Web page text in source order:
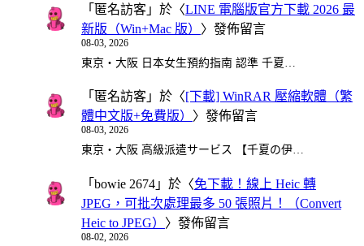
「 匿名訪客 」於〈LINE 電腦版官方下載 2026 最
新版（Win+Mac 版） 〉發佈留言
08-03, 2026
東京・大阪 日本女生預約指南 認準 千夏…
「 匿名訪客 」於〈[下載] WinRAR 壓縮軟體（繁
體中文版+免費版） 〉發佈留言
08-03, 2026
東京・大阪 高級派遣サービス 【千夏の伊…
「 bowie 2674 」於〈免下載！線上 Heic 轉
JPEG，可批次處理最多 50 張照片！（Convert
Heic to JPEG） 〉發佈留言
08-02, 2026